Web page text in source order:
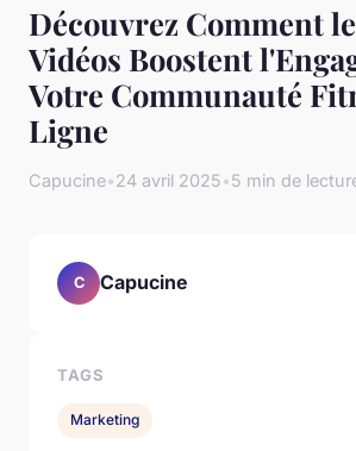
Découvrez Comment
Vidéos Boostent
Votre Communauté
Ligne
Capucine•24 avril 2025•5 min de
C Capucine
TAGS
Marketing